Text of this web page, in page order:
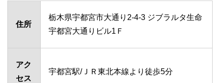
住所
栃木県宇都宮市大通り2-4-3 ジブラルタ生命
宇都宮大通りビル1Ｆ
アク
セス
宇都宮駅/ＪＲ東北本線より徒歩5分